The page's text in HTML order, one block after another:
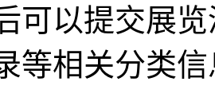
可以提交展
等相关分类